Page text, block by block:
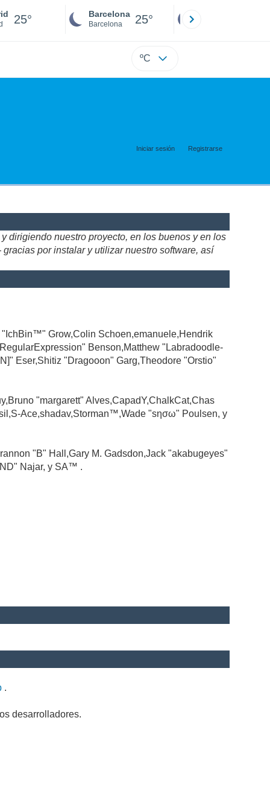
25° Barcelona
Barcelona 25°
ºC
Iniciar sesión Registrarse
dirigiendo nuestro proyecto, en los buenos y en los
por instalar y utilizar nuestro software, así
Grow,Colin Schoen,emanuele,Hendrik
Benson,Matthew "Labradoodle-
Eser,Shitiz "Dragooon" Garg,Theodore "Orstio"
"margarett" Alves,CapadY,ChalkCat,Chas
Ace,shadav,Storman™,Wade "sησω" Poulsen, y
"B" Hall,Gary M. Gadsdon,Jack "akabugeyes"
Najar, y SA™ .
.
desarrolladores.